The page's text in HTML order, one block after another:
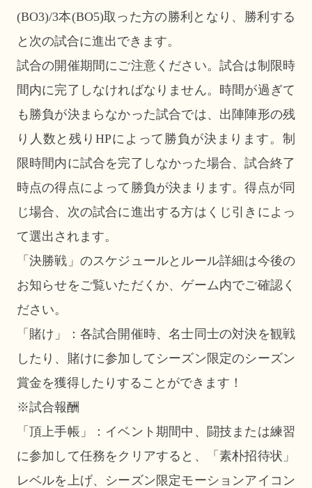
(BO3)/3本(BO5)取った方の勝利となり、勝利する
と次の試合に進出できます。
試合の開催期間にご注意ください。試合は制限時
間内に完了しなければなりません。時間が過ぎて
も勝負が決まらなかった試合では、出陣陣形の残
り人数と残りHPによって勝負が決まります。制
限時間内に試合を完了しなかった場合、試合終了
時点の得点によって勝負が決まります。得点が同
じ場合、次の試合に進出する方はくじ引きによっ
て選出されます。
「決勝戦」のスケジュールとルール詳細は今後の
お知らせをご覧いただくか、ゲーム内でご確認く
ださい。
「賭け」：各試合開催時、名士同士の対決を観戦
したり、賭けに参加してシーズン限定のシーズン
賞金を獲得したりすることができます！
※試合報酬
「頂上手帳」：イベント期間中、闘技または練習
に参加して任務をクリアすると、「素朴招待状」
レベルを上げ、シーズン限定モーションアイコン